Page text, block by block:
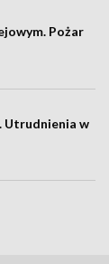
Pożar
Utrudnienia w